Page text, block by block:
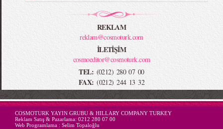
REKLAM
reklam@cosmoturk.com
İLETİŞİM
cosmoeditor@cosmoturk.com
TEL: (0212) 280 07 00
FAX: (0212) 244 13 32
-->
COSMOTURK YAYIN GRUBU & HILLARY COMPANY TURKEY
Reklam Satış & Pazarlama: 0212 280 07 00
Web Programlama : Selim Topaloğlu